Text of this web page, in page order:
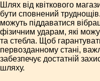
Шлях від квіткового
бути сповнений
можуть піддаватися
фізичним ударам, які
та стебла. Щоб
первозданному стані,
забезпечує достатній
шляху.